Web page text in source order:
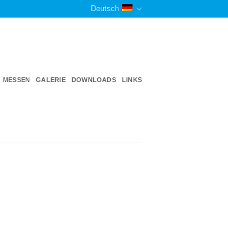
Deutsch
MESSEN GALERIE DOWNLOADS LINKS